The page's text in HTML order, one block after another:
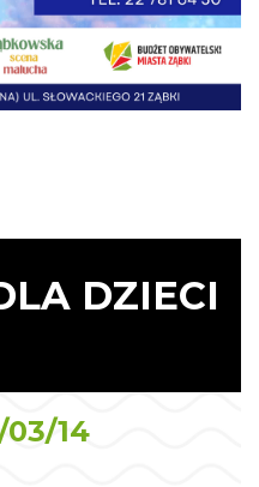
DZIECI
14